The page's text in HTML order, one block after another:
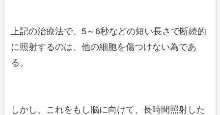
上記の治療法で、5～6秒などの短い長さで断続的
に照射するのは、他の細胞を傷つけない為であ
る。
しかし、これをもし脳に向けて、長時間照射した